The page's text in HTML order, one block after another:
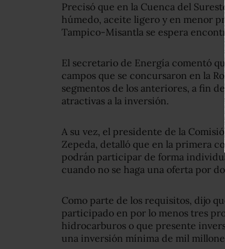
Precisó que en la Cuenca del
húmedo, aceite ligero y en menor
Tampico-Misantla se espera
El secretario de Energía comentó
campos que se concursaron en la
segmentos de los anteriores, a fin
atractivas a la inversión.
A su vez, el presidente de la
Zepeda, detalló que en la primera
podrán participar de forma
cuando no se haga una oferta por
Como parte de los requisitos, dijo
participado en por lo menos tres
hidrocarburos o que presente
una inversión mínima de mil